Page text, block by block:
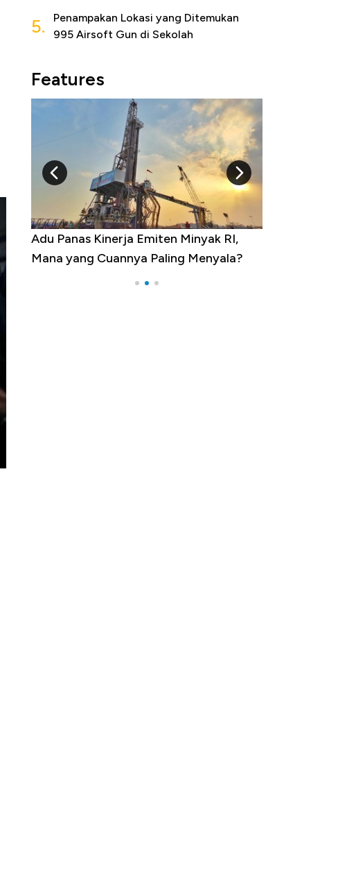
5.
Penampakan Lokasi yang Ditemukan
995 Airsoft Gun di Sekolah
Features
Adu Panas Kinerja Emiten Minyak RI,
Mana yang Cuannya Paling Menyala?
10 Provinsi dengan
Pengangguran